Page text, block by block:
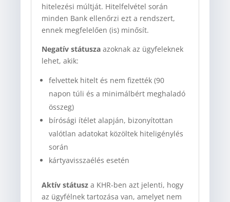
hitelezési múltját. Hitelfelvétel során
minden Bank ellenőrzi ezt a rendszert,
ennek megfelelően (is) minősít.
Negatív státusza azoknak az ügyfeleknek
lehet, akik:
felvettek hitelt és nem fizették (90
napon túli és a minimálbért meghaladó
összeg)
bírósági ítélet alapján, bizonyítottan
valótlan adatokat közöltek hiteligénylés
során
kártyavisszaélés esetén
Aktív státusza KHR-ben azt jelenti, hogy
az ügyfélnek tartozása van, amelyet nem